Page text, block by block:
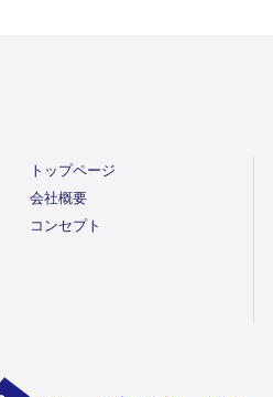
トップページ
会社概要
コンセプト